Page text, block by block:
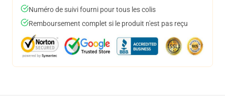
Numéro de suivi fourni pour tous les colis
Remboursement complet si le produit n'est pas reçu